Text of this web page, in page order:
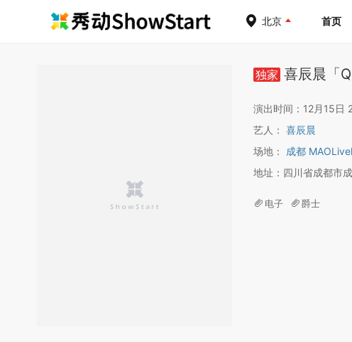
北京 首页
独家 喜辰晨「
演出时间：12月15日
艺人： 喜辰晨
场地： 成都
地址：四川省成都市
电子 爵士